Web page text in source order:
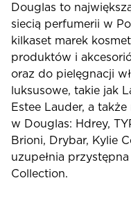
Douglas to
siecią perfumerii w
kilkaset marek
produktów i
oraz do pielęgnacji
luksusowe, takie jak
Estee Lauder, a
w Douglas: Hdrey,
Brioni, Drybar, Kylie
uzupełnia
Collection.